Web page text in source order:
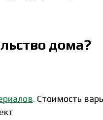
дома?
. Стоимость